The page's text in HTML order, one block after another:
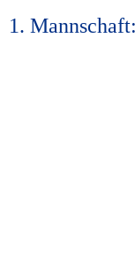
1. Mannschaft: